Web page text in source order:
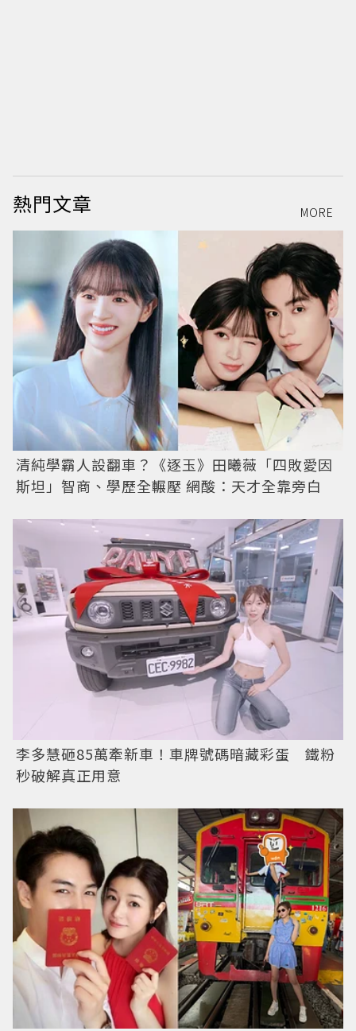
熱門文章 MORE
清純學霸人設翻車？《逐玉》田曦薇「四敗愛因
斯坦」智商、學歷全輾壓 網酸：天才全靠旁白
李多慧砸85萬牽新車！車牌號碼暗藏彩蛋 鐵粉
秒破解真正用意